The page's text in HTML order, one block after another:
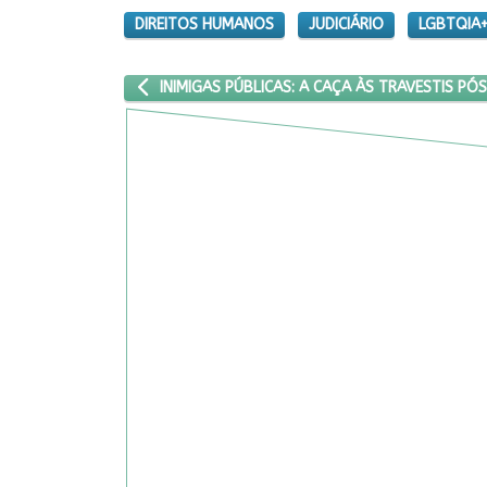
DIREITOS HUMANOS JUDICIÁRIO LGBTQIA+
ARTIGO ANTERIOR: INIMIGAS PÚBLICAS: A CAÇA
INIMIGAS PÚBLICAS: A CAÇA ÀS TRAVESTIS